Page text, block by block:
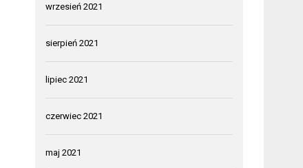
wrzesień 2021
sierpień 2021
lipiec 2021
czerwiec 2021
maj 2021